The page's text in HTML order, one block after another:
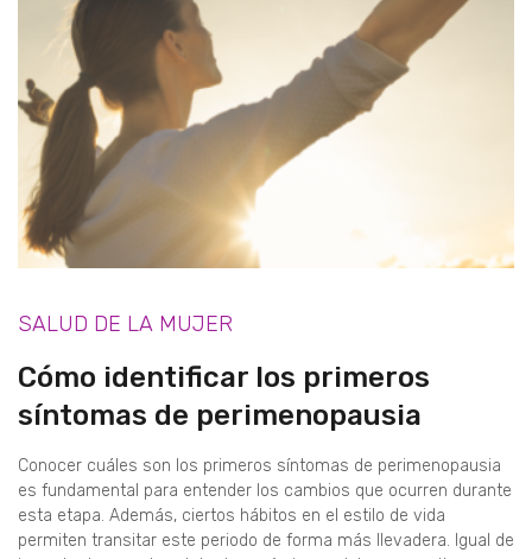
SALUD DE LA MUJER
Cómo identificar los primeros
síntomas de perimenopausia
Conocer cuáles son los primeros síntomas de perimenopausia
es fundamental para entender los cambios que ocurren durante
esta etapa. Además, ciertos hábitos en el estilo de vida
permiten transitar este periodo de forma más llevadera. Igual de